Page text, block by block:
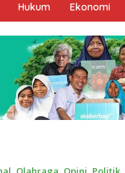
Hukum Ekonomi